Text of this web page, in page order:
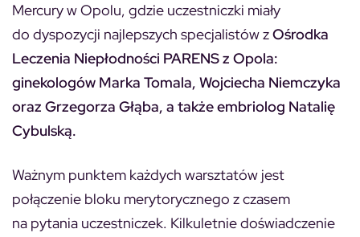
Mercury w Opolu, gdzie uczestniczki miały
do dyspozycji najlepszych specjalistów zOśrodka
Leczenia Niepłodności PARENS z Opola:
ginekologów Marka Tomala, Wojciecha Niemczyka
oraz Grzegorza Głąba, a także embriolog Natalię
Cybulską.
Ważnym punktem każdych warsztatów jest
połączenie bloku merytorycznego z czasem
na pytania uczestniczek. Kilkuletnie doświadczenie